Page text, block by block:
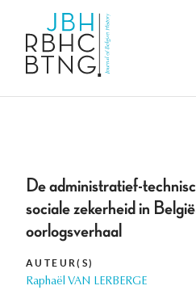
De administratief-
sociale zekerheid in
oorlogsverhaal
AUTEUR(S)
Raphaël VAN LERBERGE